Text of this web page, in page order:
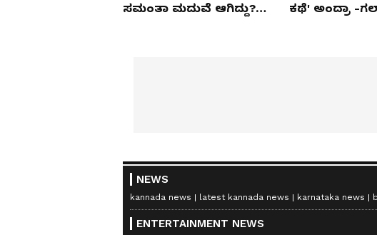
ಸಮಂತಾ ಮದುವೆ ಆಗಿದ್ದು?
ಕಥೆ' ಅಂದ್ರಾ -
NEWS
kannada news latest kannada news karnataka news
ENTERTAINMENT NEWS